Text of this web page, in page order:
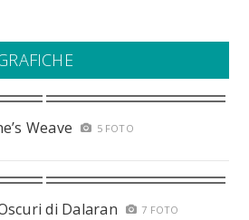
Weave 5 FOTO
di Dalaran 7 FOTO